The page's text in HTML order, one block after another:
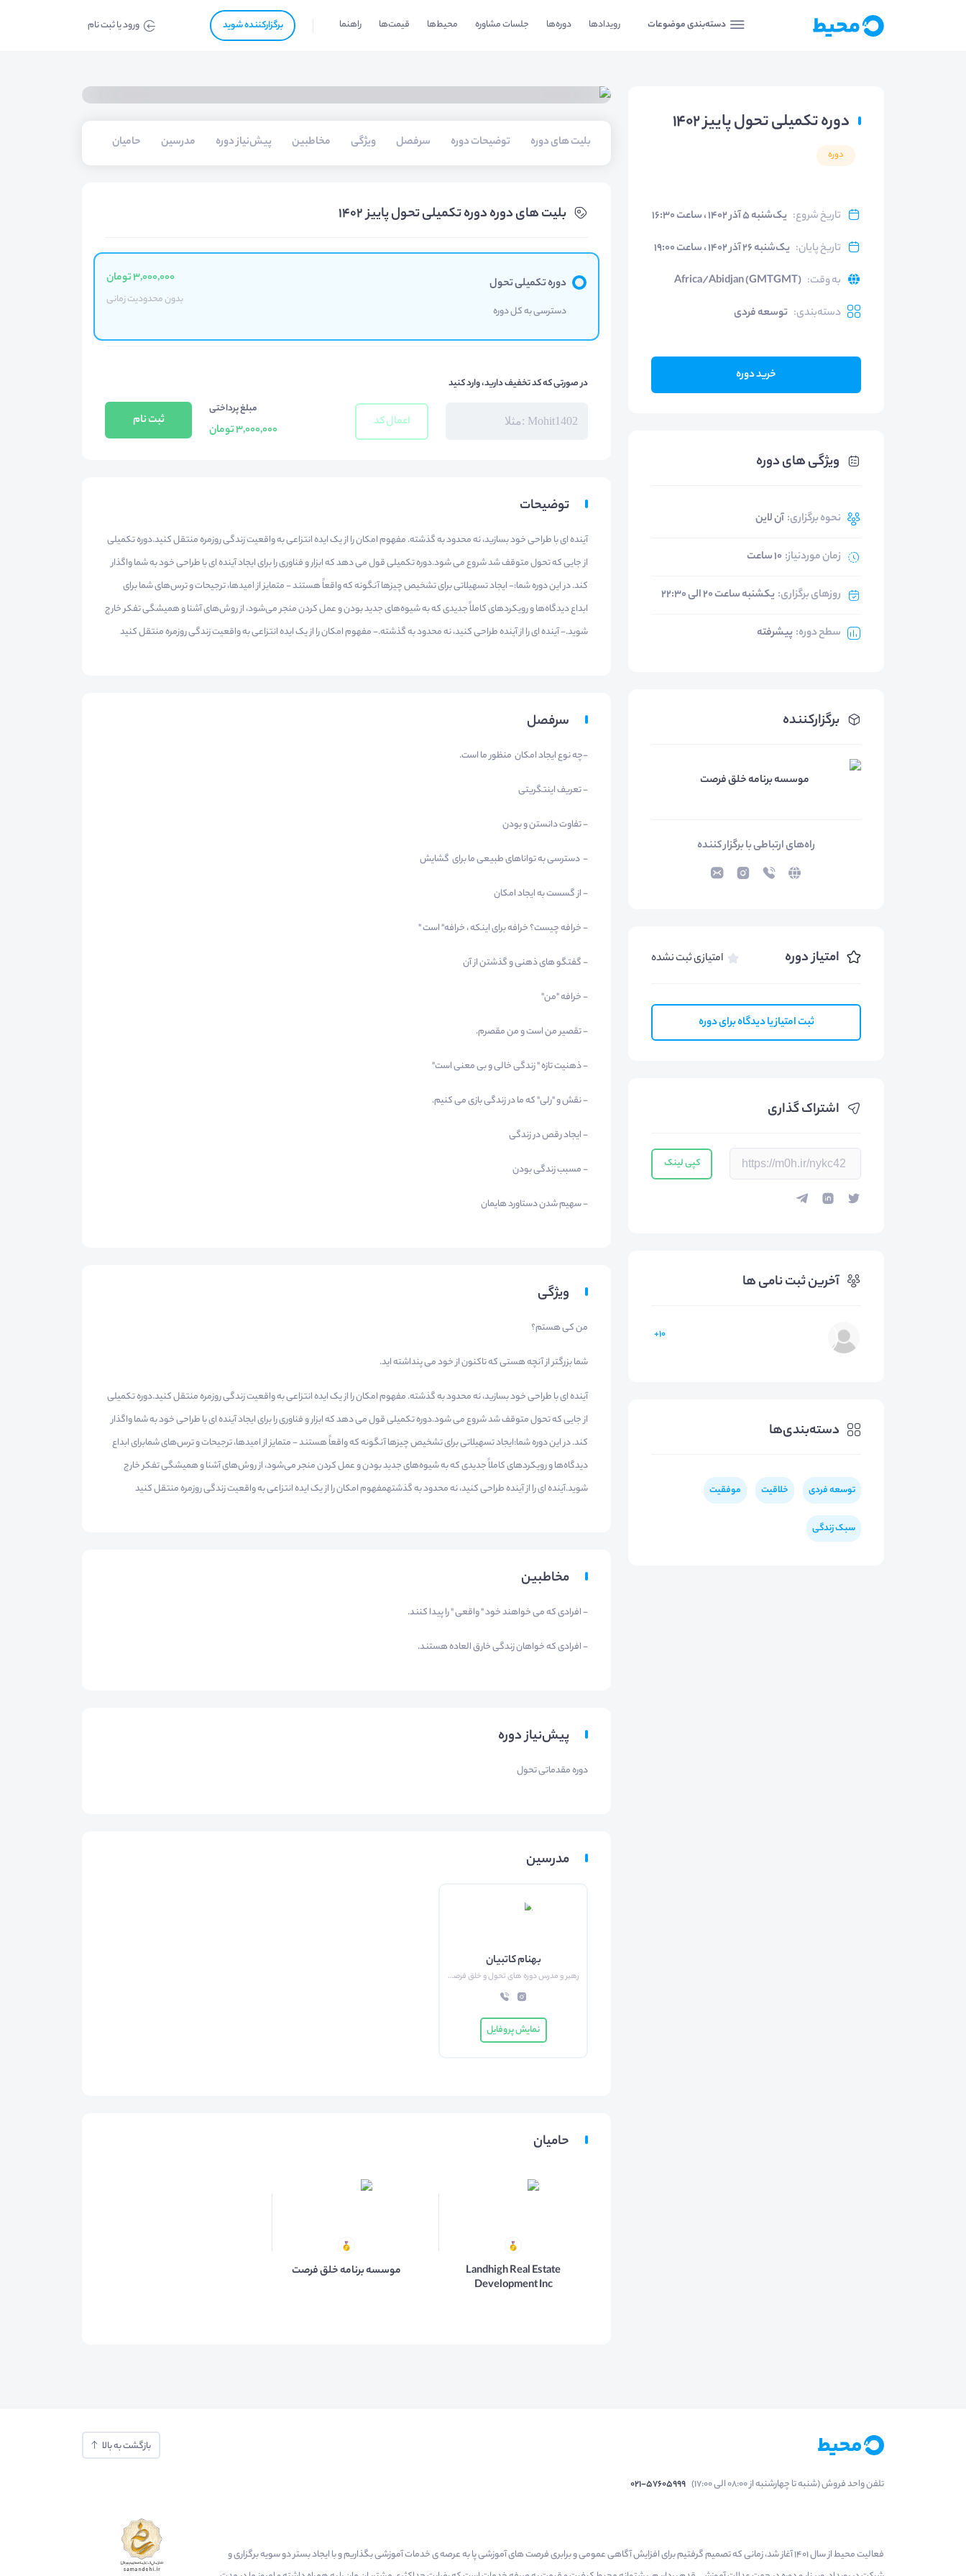
دسته‌بندی موضوعات رویدادها دوره‌ها جلسات مشاوره محیط‌ها قیمت‌ها راهنما برگزار‌‌کننده شوید ورود یا ثبت نام
دوره تکمیلی تحول پاییز 1402
دوره
تاریخ شروع: یک‌شنبه ۵ آذر ۱۴۰۲ ، ساعت ۱۶:۳۰
تاریخ پایان: یک‌شنبه ۲۶ آذر ۱۴۰۲ ، ساعت ۱۹:۰۰
به وقت:
Africa/Abidjan (GMTGMT)
دسته‌بندی: توسعه فردی
خرید دوره
ویژگی های دوره
نحوه برگزاری: آن لاین
زمان موردنیاز: 10 ساعت
روزهای برگزاری: یکشنبه ساعت 20 الی 22:30
سطح دوره: پیشرفته
برگزارکننده
موسسه برنامه خلق فرصت
راه‌های ارتباطی با برگزار کننده
امتیاز دوره امتیازی ثبت نشده
ثبت امتیاز یا دیدگاه برای دوره
اشتراک گذاری
کپی لینک
آخرین ثبت نامی ها
10+
دسته‌بندی‌ها
توسعه فردی خلاقیت موفقیت
سبک زندگی
بلیت های دوره توضیحات دوره سرفصل ویژگی مخاطبین پیش‌نیاز دوره مدرسین حامیان
بلیت های دوره دوره تکمیلی تحول پاییز 1402
دوره تکمیلی تحول
دسترسی به کل دوره
3,000,000 تومان
بدون محدودیت زمانی
در صورتی که کد تخفیف دارید، وارد کنید
اعمال کد
مبلغ پرداختی
3,000,000 تومان
ثبت نام
توضیحات
آینده ای با طراحی خود بسازید، نه محدود به گذشته. مفهوم امکان را از یک ایده انتزاعی به واقعیت زندگی روزمره منتقل کنید.دوره تکمیلی
از جایی که تحول متوقف شد شروع می شود.دوره تکمیلی قول می دهد که ابزار و فناوری را برای ایجاد آینده ای با طراحی خود به شما واگذار
کند. در این دوره شما:- ایجاد تسهیلاتی برای تشخیص چیزها آنگونه که واقعاً هستند - متمایز از امیدها، ترجیحات و ترس‌های شما برای
ابداع دیدگاه‌ها و رویکردهای کاملاً جدیدی که به شیوه‌های جدید بودن و عمل کردن منجر می‌شود، از روش‌های آشنا و همیشگی تفکر خارج
شوید.- آینده ای را از آینده طراحی کنید، نه محدود به گذشته.- مفهوم امکان را از یک ایده انتزاعی به واقعیت زندگی روزمره منتقل کنید
سرفصل
-چه نوع ایجاد امکان منظور ما است.
- تعریف اینتگریتی
- تفاوت دانستن و بودن
- دسترسی به تواناهای طبیعی ما برای گشایش
- از گسست به ایجاد امکان
- خرافه چیست؟ خرافه برای اینکه ، خرافه" است "
- گفتگو های ذهنی و گذشتن از آن
- خرافه "من"
- تقصیر من است و من مقصرم.
- ذهنیت تازه " زندگی خالی و بی معنی است"
- نقش و "رلی" که ما در زندگی بازی می کنیم.
- ایجاد رقص در زندگی
- مسبب زندگی بودن
- سهیم شدن دستاورد هایمان
ویژگی
من کی هستم؟
شما بزرگتر از آنچه هستی که تاکنون از خود می پنداشته اید.
آینده ای با طراحی خود بسازید، نه محدود به گذشته. مفهوم امکان را از یک ایده انتزاعی به واقعیت زندگی روزمره منتقل کنید.دوره تکمیلی
از جایی که تحول متوقف شد شروع می شود.دوره تکمیلی قول می دهد که ابزار و فناوری را برای ایجاد آینده ای با طراحی خود به شما واگذار
کند. در این دوره شما:ایجاد تسهیلاتی برای تشخیص چیزها آنگونه که واقعاً هستند - متمایز از امیدها، ترجیحات و ترس‌های شمابرای ابداع
دیدگاه‌ها و رویکردهای کاملاً جدیدی که به شیوه‌های جدید بودن و عمل کردن منجر می‌شود، از روش‌های آشنا و همیشگی تفکر خارج
شوید.آینده ای را از آینده طراحی کنید، نه محدود به گذشتهمفهوم امکان را از یک ایده انتزاعی به واقعیت زندگی روزمره منتقل کنید
مخاطبین
- افرادی که می خواهند خود " واقعی " را پیدا کنند.
- افرادی که خواهان زندگی خارق العاده هستند.
پیش‌نیاز دوره
دوره مقدماتی تحول
مدرسین
بهنام کاتبیان
رهبر و مدرس دوره های تحول و خلق فرصت
نمایش پروفایل
حامیان
Landhigh Real Estate
Development Inc
موسسه برنامه خلق فرصت
بازگشت به بالا
تلفن واحد فروش (شنبه تا چهارشنبه از 08:00 الی 17:00) 021-57605999
فعالیت محیط از سال 1401 آغاز شد، زمانی که تصمیم گرفتیم برای افزایش آگاهی عمومی و برابری فرصت های آموزشی پا به عرصه ی خدمات آموزشی بگذاریم و با ایجاد بستر دو سویه برگزاری و